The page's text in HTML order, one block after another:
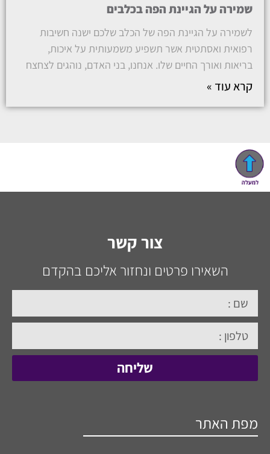
שמירה על הגיינת הפה בכלבים
לשמירה על הגיינת הפה של הכלב שלכם ישנה חשיבות
רפואית ואסתטית אשר תשפיע משמעותית על איכות,
בריאות ואורך החיים שלו. אנחנו, בני האדם, נוהגים לצחצח
קרא עוד »
צור קשר
השאירו פרטים ונחזור אליכם בהקדם
שליחה
מפת האתר